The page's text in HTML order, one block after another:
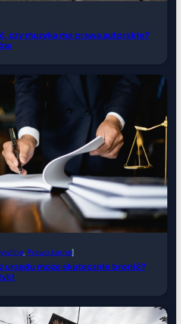
czy muzyka ma prawa autorskie?
, Prawo karne]
urzędu może skutecznie bronić?